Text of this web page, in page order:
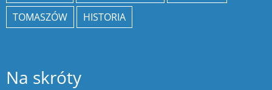
TOMASZÓW
HISTORIA
Na skróty